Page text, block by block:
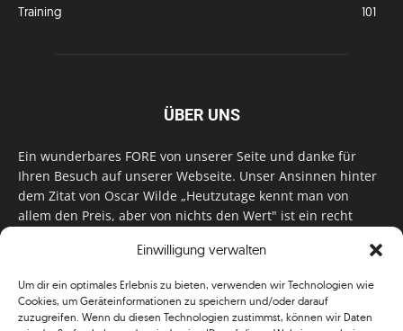
Einwilligung verwalten
Um dir ein optimales Erlebnis zu bieten, verwenden wir Technologien wie
Cookies, um Geräteinformationen zu speichern und/oder darauf
zuzugreifen. Wenn du diesen Technologien zustimmst, können wir Daten
Training
101
ÜBER UNS
Ein wunderbares FORE von unserer Seite und danke für
Ihren Besuch auf unserer Webseite. Unser Ansinnen hinter
dem Zitat von Oscar Wilde „Heutzutage kennt man von
allem den Preis, aber von nichts den Wert" ist ein recht
für Monat unser Bestes, um Sie mit außergewöhnlichen
zu versorgen. Im Magazin, auf unserer Website & auf
unseren Social Media Plattformen! Das verdient im